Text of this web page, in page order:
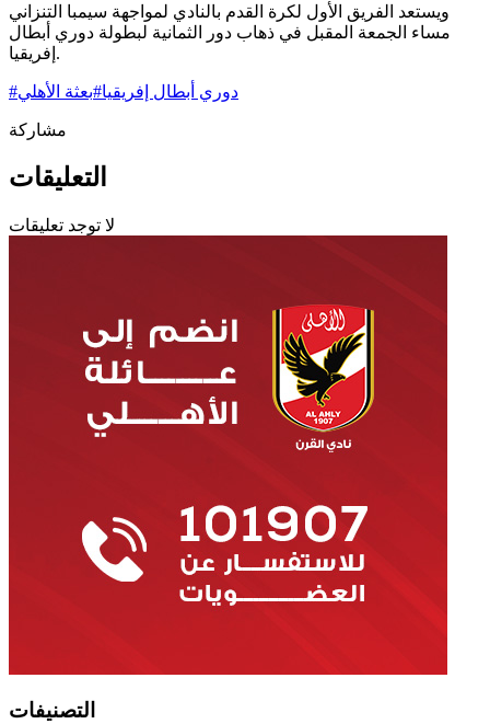
ويستعد الفريق الأول لكرة القدم بالنادي لمواجهة سيمبا التنزاني
مساء الجمعة المقبل في ذهاب دور الثمانية لبطولة دوري أبطال
إفريقيا.
# دوري أبطال إفريقيا#بعثة الأهلي
مشاركة
التعليقات
لا توجد تعليقات
التصنيفات